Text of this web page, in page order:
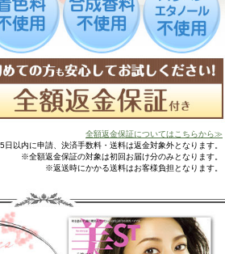
全額返金保証についてはこちらから≫
以内に申請、決済手数料・送料は返金対象外となります。
※全額返金保証の対象は初回お届け分のみとなります。
※返送時にかかる送料はお客様負担となります。